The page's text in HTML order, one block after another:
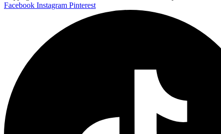
Facebook Instagram Pinterest